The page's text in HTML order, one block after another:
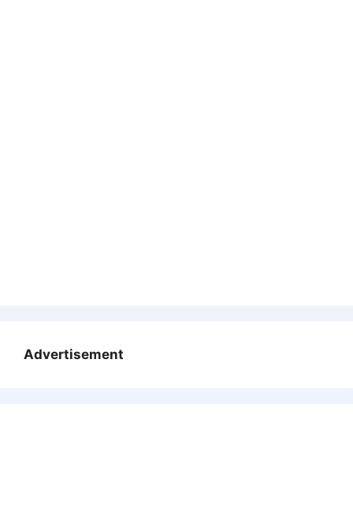
Advertisement